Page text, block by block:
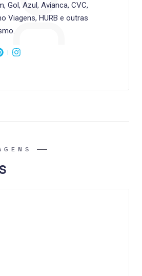
Gol, Azul, Avianca, CVC,
Viagens, HURB e outras